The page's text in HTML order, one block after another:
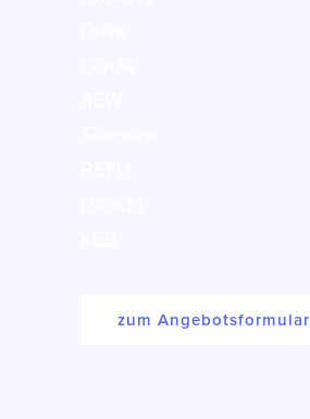
zum Angebotsformular